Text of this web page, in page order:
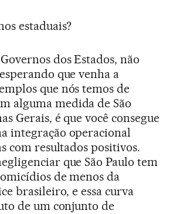
estaduais?
dos Estados, não
que venha a
que nós temos de
alguma medida de São
Gerais, é que você consegue
integração operacional
com resultados positivos.
que São Paulo tem
de menos da
brasileiro, e essa curva
de um conjunto de